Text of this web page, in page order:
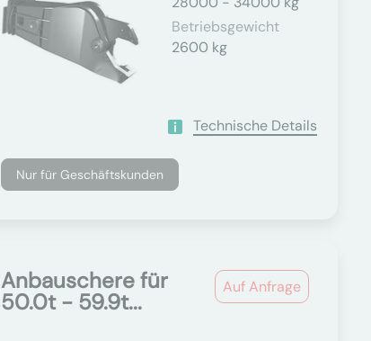
Betriebsgewicht
2600 kg
Technische Details
Nur für Geschäftskunden
Auf Anfrage
Anbauschere für
50.0t - 59.9t...